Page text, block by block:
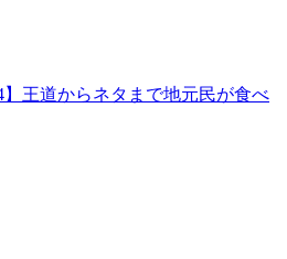
】王道からネタまで地元民が食べ